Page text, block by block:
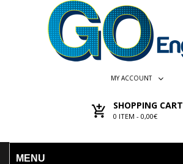
MY ACCOUNT
SHOPPING CART
0 ITEM - 0,00€
MENU